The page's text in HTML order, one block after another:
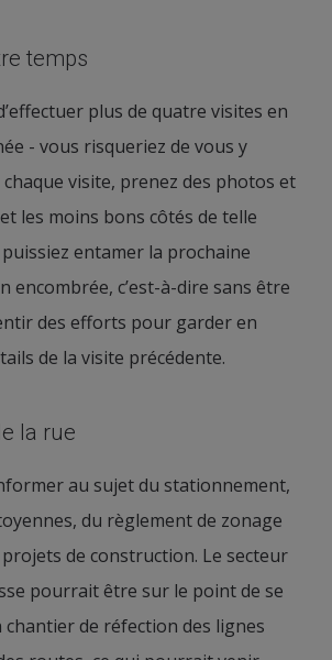
temps
plus de quatre visites en
- vous risqueriez de vous y
visite, prenez des photos et
les moins bons côtés de telle
entamer la prochaine
encombrée, c’est-à-dire sans être
des efforts pour garder en
de la visite précédente.
la rue
au sujet du stationnement,
du règlement de zonage
de construction. Le secteur
pourrait être sur le point de se
de réfection des lignes